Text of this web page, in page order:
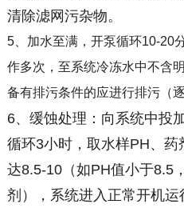
清除滤网污杂物。
5、加水至满，开泵循环10-20
作多次，至系统冷冻水中不含
备有排污条件的应进行排污（
6、缓蚀处理：向系统中投
循环3小时，取水样PH、
达8.5-10（如PH值小于8.5
剂），系统进入正常开机运